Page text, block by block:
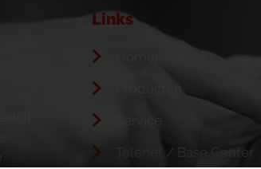
Links
Telenet / Base Center